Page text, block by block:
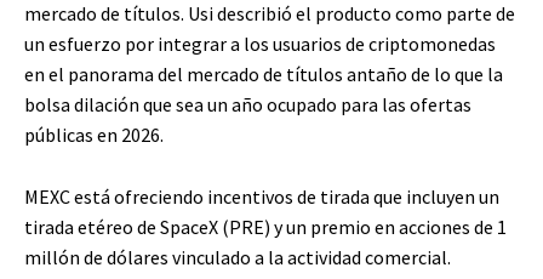
mercado de títulos. Usi describió el producto como parte de
un esfuerzo por integrar a los usuarios de criptomonedas
en el panorama del mercado de títulos antaño de lo que la
bolsa dilación que sea un año ocupado para las ofertas
públicas en 2026.
MEXC está ofreciendo incentivos de tirada que incluyen un
tirada etéreo de SpaceX (PRE) y un premio en acciones de 1
millón de dólares vinculado a la actividad comercial.